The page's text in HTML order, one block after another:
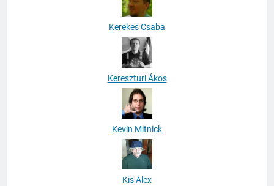
Kerekes Csaba
Kereszturi Ákos
Kevin Mitnick
Kis Alex